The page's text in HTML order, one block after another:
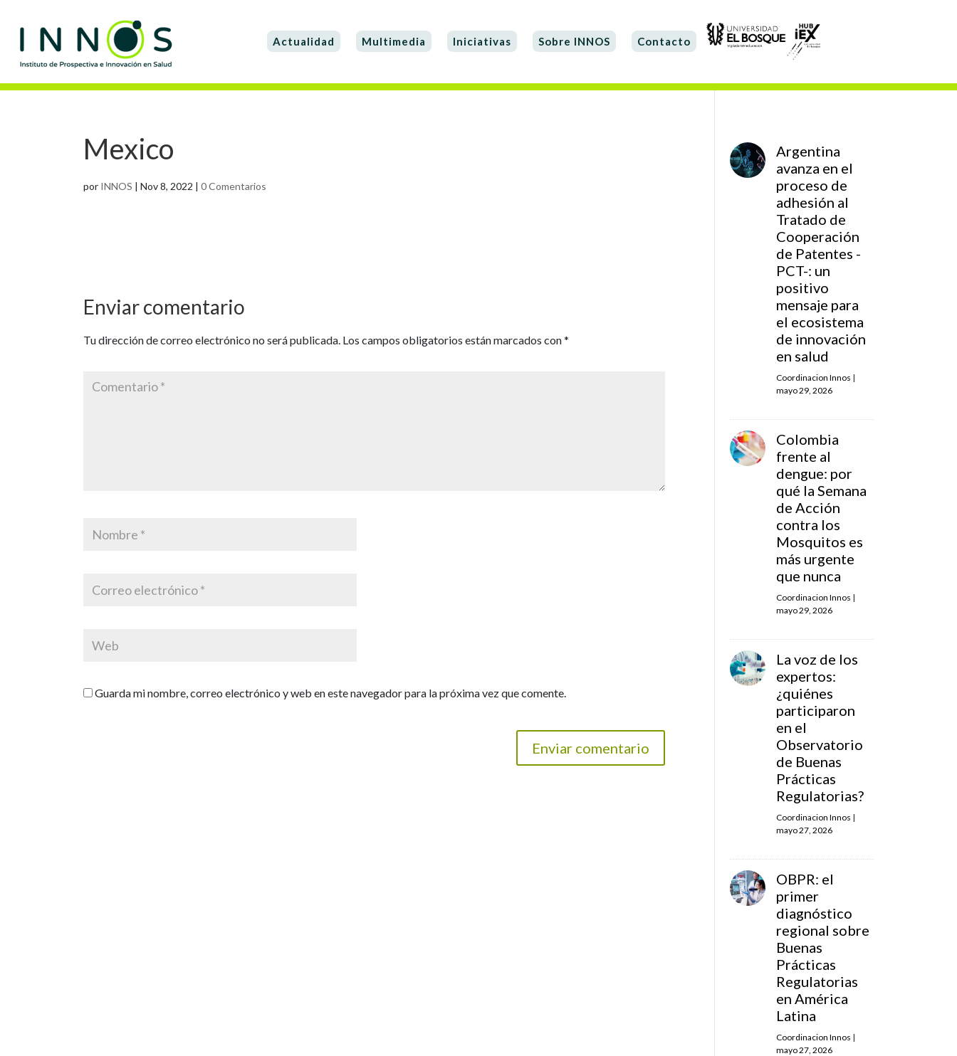
Actualidad Multimedia Iniciativas Sobre INNOS Contacto
Mexico
por INNOS | Nov 8, 2022 | 0 Comentarios
Enviar comentario
Tu dirección de correo electrónico no será publicada. Los campos obligatorios están marcados con*
Guarda mi nombre, correo electrónico y web en este navegador para la próxima vez que comente.
Argentina
avanza en el
proceso de
adhesión al
Tratado de
Cooperación
de Patentes -
PCT-: un
positivo
mensaje para
el ecosistema
de innovación
en salud
Coordinacion Innos |
mayo 29, 2026
Colombia
frente al
dengue: por
qué la Semana
de Acción
contra los
Mosquitos es
más urgente
que nunca
Coordinacion Innos |
mayo 29, 2026
La voz de los
expertos:
¿quiénes
participaron
en el
Observatorio
de Buenas
Prácticas
Regulatorias?
Coordinacion Innos |
mayo 27, 2026
OBPR: el
primer
diagnóstico
regional sobre
Buenas
Prácticas
Regulatorias
en América
Latina
Coordinacion Innos |
mayo 27, 2026